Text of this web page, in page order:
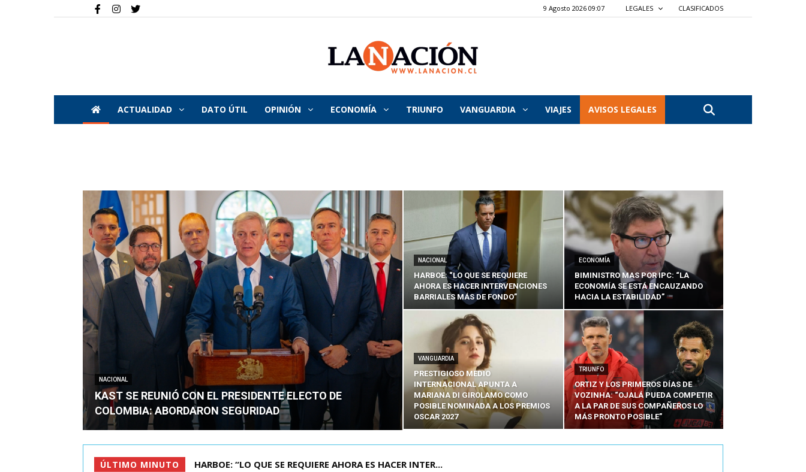
9 Agosto 2026 09:07 LEGALES CLASIFICADOS
La
Nación
ACTUALIDAD DATO ÚTIL OPINIÓN ECONOMÍA TRIUNFO VANGUARDIA VIAJES AVISOS LEGALES
NACIONAL
KAST SE REUNIÓ CON EL PRESIDENTE ELECTO DE
COLOMBIA: ABORDARON SEGURIDAD
NACIONAL
HARBOE: “LO QUE SE REQUIERE
AHORA ES HACER INTERVENCIONES
BARRIALES MÁS DE FONDO”
ECONOMÍA
BIMINISTRO MAS POR IPC: “LA
ECONOMÍA SE ESTÁ ENCAUZANDO
HACIA LA ESTABILIDAD”
VANGUARDIA
PRESTIGIOSO MEDIO
INTERNACIONAL APUNTA A
MARIANA DI GIROLAMO COMO
POSIBLE NOMINADA A LOS PREMIOS
OSCAR 2027
TRIUNFO
ORTIZ Y LOS PRIMEROS DÍAS DE
VOZINHA: “OJALÁ PUEDA COMPETIR
A LA PAR DE SUS COMPAÑEROS LO
MÁS PRONTO POSIBLE”
ÚLTIMO MINUTO BIMINISTRO MAS POR IPC: “LA ECONOMÍA SE ESTÁ ENC...